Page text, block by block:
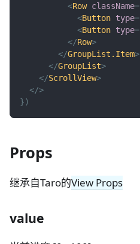
<Row className=
<Button type=
<Button type=
</Row>
</GroupList.Item>
</GroupList>
</ScrollView>
</>
})
Props
继承自Taro的View Props
value